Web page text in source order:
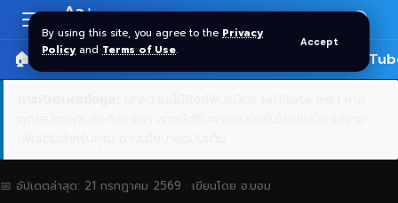
By using this site, you agree to the Privacy
Policy and Terms of Use.
Accept
Resizer
Aa
🏠 หน้าแรก ราคาทอง SPDR 🎬
📅 อัปเดตล่าสุด: 21 กรกฎาคม 2569 · เขียนโดย อ.บอม